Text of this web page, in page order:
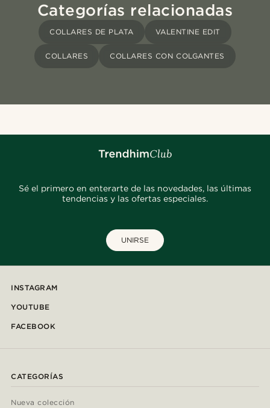
Categorías relacionadas
COLLARES DE PLATA VALENTINE EDIT
COLLARES COLLARES CON COLGANTES
Sé el primero en enterarte de las novedades, las últimas
tendencias y las ofertas especiales.
UNIRSE
INSTAGRAM
YOUTUBE
FACEBOOK
CATEGORÍAS
Nueva colección